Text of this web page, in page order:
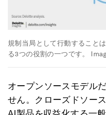
規制当局として行動すること
る3つの役割の一つです。
オープンソースモデル
せん。クローズドソー